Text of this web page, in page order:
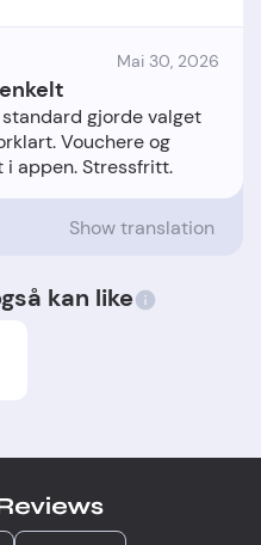
Mai 30, 2026
gjorde valget
Vouchere og
Show translation
kan like